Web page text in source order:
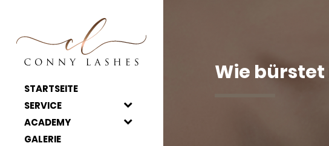
STARTSEITE
SERVICE
ACADEMY
GALERIE
Wie